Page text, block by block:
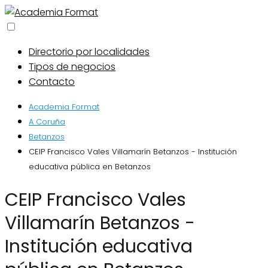
Directorio por localidades
Tipos de negocios
Contacto
Academia Format
A Coruña
Betanzos
CEIP Francisco Vales Villamarín Betanzos - Institución
educativa pública en Betanzos
CEIP Francisco Vales
Villamarín Betanzos -
Institución educativa